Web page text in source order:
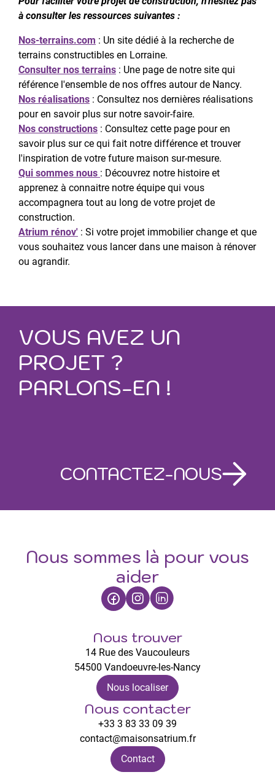
à consulter les ressources suivantes :
Nos-terrains.com : Un site dédié à la recherche de
terrains constructibles en Lorraine.
Consulter nos terrains : Une page de notre site qui
référence l'ensemble de nos offres autour de Nancy.
Nos réalisations : Consultez nos dernières réalisations
pour en savoir plus sur notre savoir-faire.
Nos constructions : Consultez cette page pour en
savoir plus sur ce qui fait notre différence et trouver
l'inspiration de votre future maison sur-mesure.
Qui sommes nous : Découvrez notre histoire et
apprenez à connaitre notre équipe qui vous
accompagnera tout au long de votre projet de
construction.
Atrium rénov' : Si votre projet immobilier change et que
vous souhaitez vous lancer dans une maison à rénover
ou agrandir.
VOUS AVEZ UN
PROJET ?
PARLONS-EN !
CONTACTEZ-NOUS
Nous sommes là pour vous
aider
Nous trouver
14 Rue des Vaucouleurs
54500 Vandoeuvre-les-Nancy
Nous localiser
Nous contacter
+33 3 83 33 09 39
contact@maisonsatrium.fr
Contact